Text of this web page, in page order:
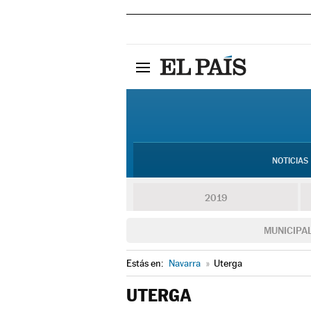
NOTICIAS
2019
Estás en: Navarra » Uterga
UTERGA